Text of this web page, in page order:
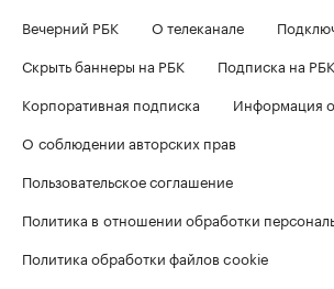
Вечерний РБК
О телеканале
Скрыть баннеры на РБК
Подписка на РБК
Корпоративная подписка
Информация
О соблюдении авторских прав
Пользовательское соглашение
Политика в отношении обработки
Политика обработки файлов cookie